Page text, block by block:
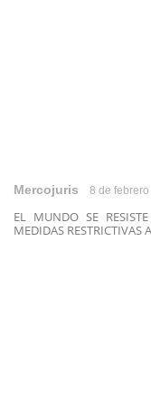
Mercojuris 8 de
EL MUNDO SE
MEDIDAS RESTRICTIVAS